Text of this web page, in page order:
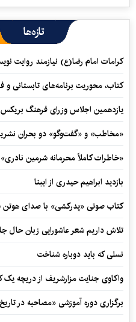
تازه‌ها
کرامات امام رضا(ع) نیازمند روایت
کتاب، محوریت برنامه‌های تابستانی و
یازدهمین اجلاس وزرای فرهنگ بریکس
«مخاطب» و «گفت‌وگو» دو بحران
«خاطرات کاملاً محرمانه شرمین
بازدید ابراهیم حیدری از ایبنا
کتاب صوتی «پدرکشی» با صدای هوتن
تلاش داریم شعر عاشورایی زبان حال
نسلی که باید دوباره شناخت
واکاوی جنایت مزارشریف از دریچه یک
برگزاری دوره آموزشی «مصاحبه در